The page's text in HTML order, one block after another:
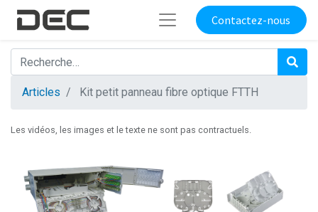
Contactez-nous
Articles Kit petit panneau fibre optique FTTH
Les vidéos, les images et le texte ne sont pas contractuels.